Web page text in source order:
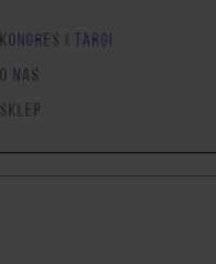
KONGRES I TARGI
O NAS
SKLEP